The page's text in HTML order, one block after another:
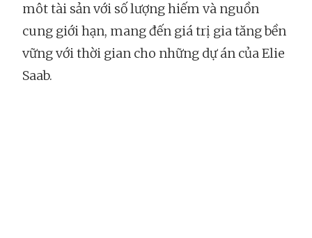
môt tài sản với số lượng hiếm và nguồn
cung giới hạn, mang đến giá trị gia tăng bền
vững với thời gian cho những dự án của Elie
Saab.